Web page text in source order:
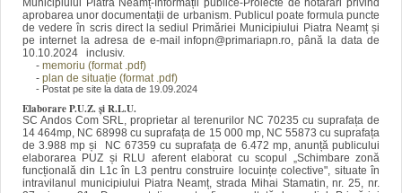
Municipiului Piatra Neamț-Informații publice-Proiecte de hotărâri privind
aprobarea unor documentații de urbanism. Publicul poate formula puncte
de vedere în scris direct la sediul Primăriei Municipiului Piatra Neamț și
pe internet la adresa de e-mail infopn@primariapn.ro, până la data de
10.10.2024 inclusiv.
- memoriu (format .pdf)
- plan de situație (format .pdf)
- Postat pe site la data de 19.09.2024
Elaborare P.U.Z. și R.L.U.
SC Andos Com SRL, proprietar al terenurilor NC 70235 cu suprafața de
14 464mp, NC 68998 cu suprafața de 15 000 mp, NC 55873 cu suprafața
de 3.988 mp și NC 67359 cu suprafața de 6.472 mp, anunță publicului
elaborarea PUZ și RLU aferent elaborat cu scopul „Schimbare zonă
funcțională din L1c în L3 pentru construire locuințe colective", situate în
intravilanul municipiului Piatra Neamț, strada Mihai Stamatin, nr. 25, nr.